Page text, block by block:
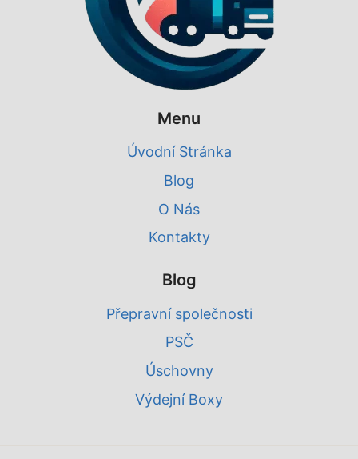
Menu
Úvodní Stránka
Blog
O Nás
Kontakty
Blog
Přepravní společnosti
PSČ
Úschovny
Výdejní Boxy